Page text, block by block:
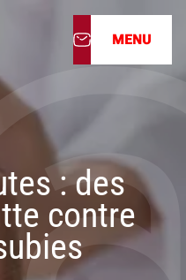
MENU
: des
contre